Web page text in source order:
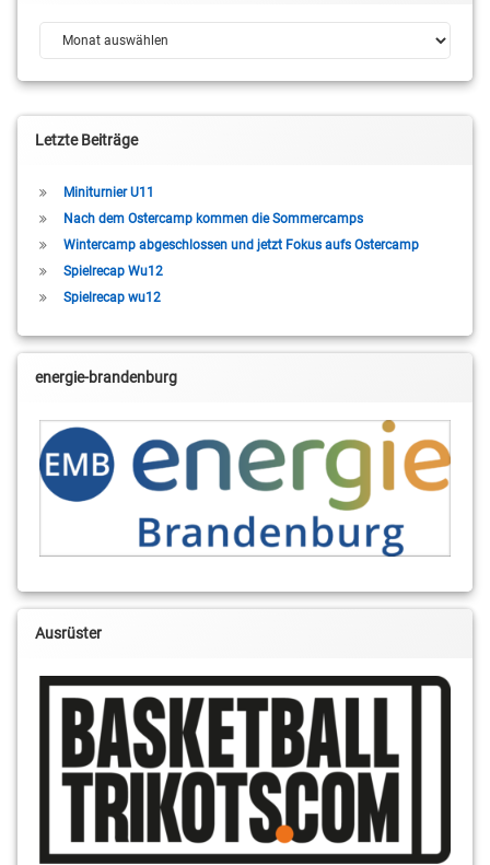
Archiv
Letzte Beiträge
Miniturnier U11
Nach dem Ostercamp kommen die Sommercamps
Wintercamp abgeschlossen und jetzt Fokus aufs Ostercamp
Spielrecap Wu12
Spielrecap wu12
energie-brandenburg
Ausrüster